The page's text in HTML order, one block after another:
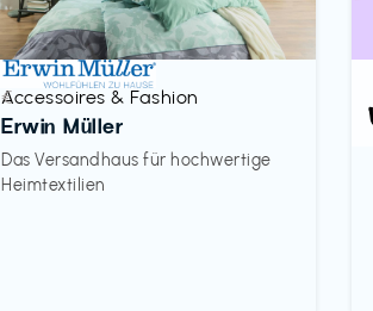
Accessoires & Fashion
Erwin Müller
Das Versandhaus für hochwertige
Heimtextilien
€‎